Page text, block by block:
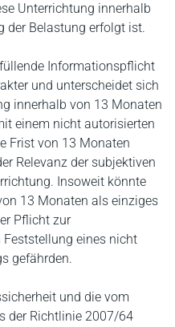
Unterrichtung innerhalb
der Belastung erfolgt ist.
Informationspflicht
und unterscheidet sich
innerhalb von 13 Monaten
einem nicht autorisierten
Frist von 13 Monaten
Relevanz der subjektiven
Insoweit könnte
13 Monaten als einziges
Pflicht zur
Feststellung eines nicht
gefährden.
und die vom
der Richtlinie 2007/64